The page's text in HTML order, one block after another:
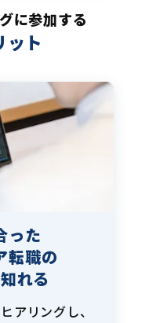
に参加する
ット
った
転職の
れる
アリングし、